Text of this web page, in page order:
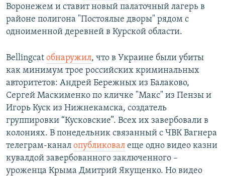
Воронежем и ставит новый палаточный лагерь в
районе полигона "Постоялые дворы" рядом с
одноименной деревней в Курской области.
Bellingcat обнаружил, что в Украине были убиты
как минимум трое российских криминальных
авторитетов: Андрей Бережных из Балаково,
Сергей Маскименко по кличке "Макс" из Пензы и
Игорь Куск из Нижнекамска, создатель
группировки “Кусковские”. Всех их завербовали в
колониях. В понедельник связанный с ЧВК Вагнера
телеграм-канал опубликовал еще одно видео казни
кувалдой завербованного заключенного –
уроженца Крыма Дмитрий Якущенко. Но видео